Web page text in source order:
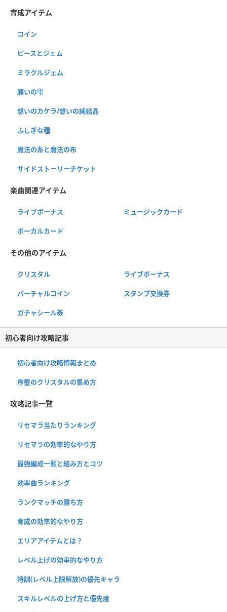
育成アイテム
コイン
ピースとジェム
ミラクルジェム
願いの雫
想いのカケラ/想いの純結晶
ふしぎな種
魔法の糸と魔法の布
サイドストーリーチケット
楽曲関連アイテム
ライブボーナス ミュージックカード
ボーカルカード
その他のアイテム
クリスタル ライブボーナス
バーチャルコイン スタンプ交換券
ガチャシール券
初心者向け攻略記事
初心者向け攻略情報まとめ
序盤のクリスタルの集め方
攻略記事一覧
リセマラ当たりランキング
リセマラの効率的なやり方
最強編成一覧と組み方とコツ
効率曲ランキング
ランクマッチの勝ち方
育成の効率的なやり方
エリアアイテムとは？
レベル上げの効率的なやり方
特訓(レベル上限解放)の優先キャラ
スキルレベルの上げ方と優先度